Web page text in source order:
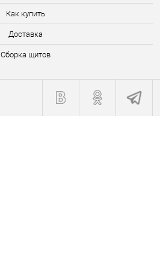
Как купить
Доставка
Сборка щитов